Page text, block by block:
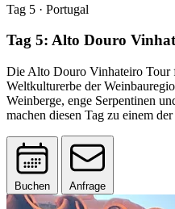
Tag 5 · Portugal
Tag 5: Alto Douro
Die Alto Douro Vinhateiro
Weltkulturerbe der
Weinberge, enge Serpentinen
machen diesen Tag zu einem
Buchen Anfrage